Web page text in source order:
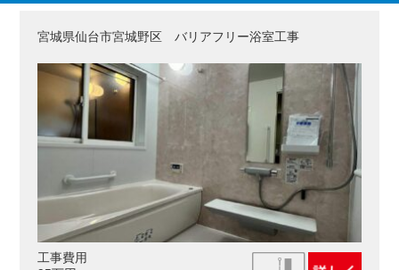
宮城県仙台市宮城野区 バリアフリー浴室工事
工事費用